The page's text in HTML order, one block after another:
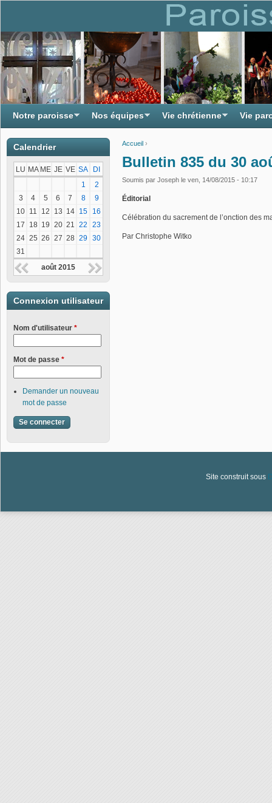
Accueil ›
Bulletin 835 du 30
Soumis par Joseph le ven, 14/08/2015 - 10:17
Éditorial
Célébration du sacrement de l’onction des
Par Christophe Witko
Notre paroisse Nos équipes Vie chrétienne Vie
Calendrier
LU MA ME JE VE SA
DI
1
2
3
4 5 6 7 8
9
10 11 12 13 14 15
16
17
18 19 20 21 22
23
24 25 26 27 28 29 30
31
août 2015
Connexion utilisateur
Nom d'utilisateur *
Mot de passe *
Demander un nouveau
mot de passe
Site construit sous